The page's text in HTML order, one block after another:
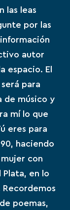
las leas
por las
autor
espacio. El
para
de músico y
mí lo que
eres para
haciendo
con
en lo
Recordemos
poemas,